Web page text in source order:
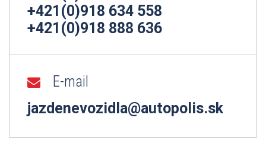
+421(0)918 634 558
+421(0)918 888 636
E-mail
jazdenevozidla@autopolis.sk